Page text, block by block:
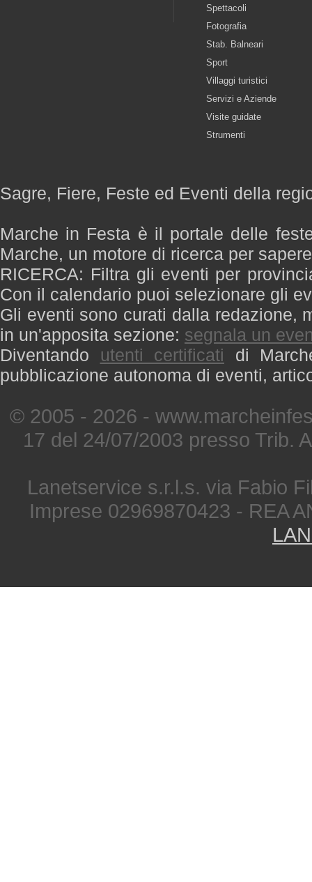
Spettacoli
Fotografia
Stab. Balneari
Sport
Villaggi turistici
Servizi e Aziende
Visite guidate
Strumenti
Sagre, Fiere, Feste ed Eventi della
Marche in Festa è il portale delle
Marche, un motore di ricerca per
RICERCA: Filtra gli eventi per
Con il calendario puoi selezionare gli
Gli eventi sono curati dalla redazione,
in un'apposita sezione: segnala un
Diventando utenti certificati di
pubblicazione autonoma di eventi,
© 2005 - 2026 -
17 del 24/07/2003 presso Trib.
Lanetservice s.r.l.s. via Fabio
Imprese 02969870423 - REA